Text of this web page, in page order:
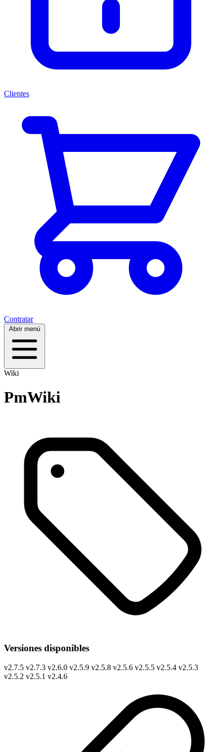
Clientes
Contratar
Abrir menú
Wiki
PmWiki
Versiones disponibles
v2.7.5 v2.7.3 v2.6.0 v2.5.9 v2.5.8 v2.5.6 v2.5.5 v2.5.4 v2.5.3
v2.5.2 v2.5.1 v2.4.6